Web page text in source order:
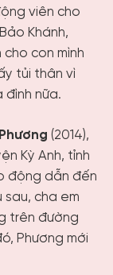
viên cho
Khánh,
con mình
tủi thân vì
đình nữa.
(2014),
Kỳ Anh, tỉnh
động dẫn đến
sau, cha em
trên đường
Phương mới